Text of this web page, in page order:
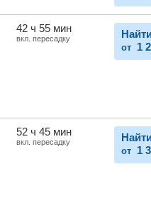
42 ч 55 мин
вкл. пересадку
от 1
52 ч 45 мин
вкл. пересадку
от 1